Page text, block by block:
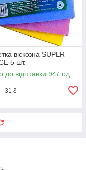
віскозна SUPER
5 шт.
до відправки 947 од.
31 ₴